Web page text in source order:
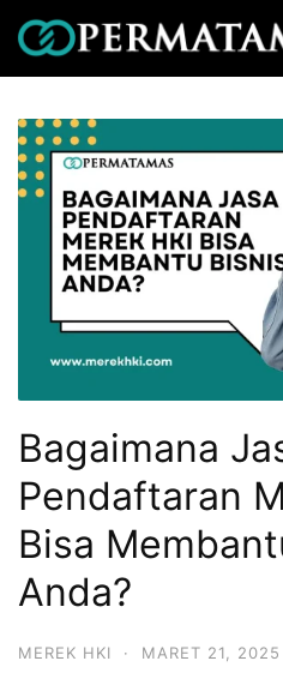
Bagaimana
Pendaftaran
Bisa
Anda?
MEREK HKI · MARET 21, 2025